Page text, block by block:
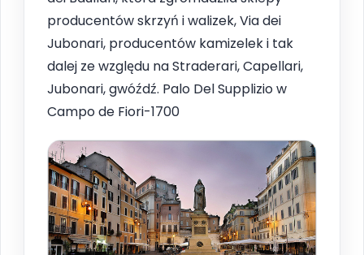
producentów skrzyń i walizek, Via dei
Jubonari, producentów kamizelek i tak
dalej ze względu na Straderari, Capellari,
Jubonari, gwóźdź. Palo Del Supplizio w
Campo de Fiori-1700